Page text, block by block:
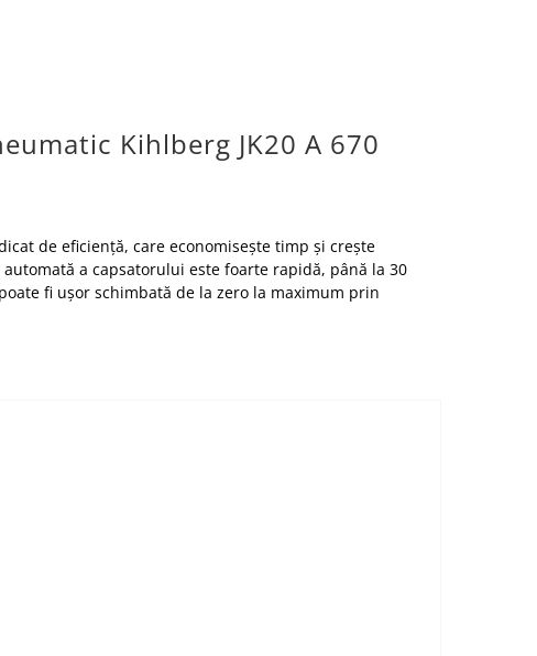
Kihlberg JK20 A 670
de eficiență, care economisește timp și crește
a capsatorului este foarte rapidă, până la 30
fi ușor schimbată de la zero la maximum prin